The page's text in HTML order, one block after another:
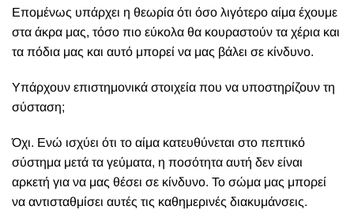
Επομένως υπάρχει η θεωρία ότι όσο λιγότερο αίμα έχουμε
στα άκρα μας, τόσο πιο εύκολα θα κουραστούν τα χέρια και
τα πόδια μας και αυτό μπορεί να μας βάλει σε κίνδυνο.
Υπάρχουν επιστημονικά στοιχεία που να υποστηρίζουν τη
σύσταση;
Όχι. Ενώ ισχύει ότι το αίμα κατευθύνεται στο πεπτικό
σύστημα μετά τα γεύματα, η ποσότητα αυτή δεν είναι
αρκετή για να μας θέσει σε κίνδυνο. Το σώμα μας μπορεί
να αντισταθμίσει αυτές τις καθημερινές διακυμάνσεις.